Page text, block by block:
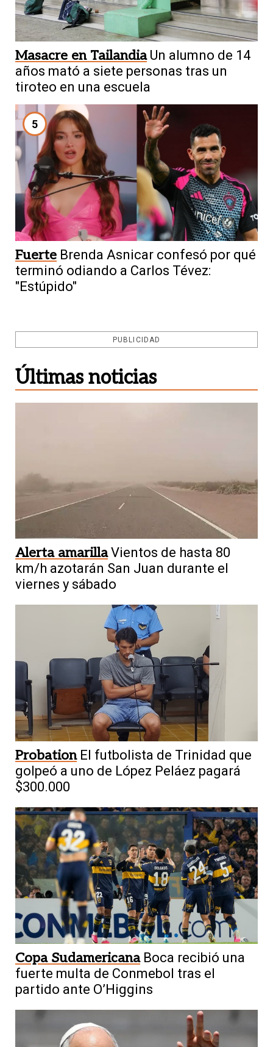
Masacre en Tailandia Un alumno de 14
años mató a siete personas tras un
tiroteo en una escuela
5
Fuerte Brenda Asnicar confesó por qué
terminó odiando a Carlos Tévez:
"Estúpido"
PUBLICIDAD
Últimas noticias
Alerta amarilla Vientos de hasta 80
km/h azotarán San Juan durante el
viernes y sábado
Probation El futbolista de Trinidad que
golpeó a uno de López Peláez pagará
$300.000
Copa Sudamericana Boca recibió una
fuerte multa de Conmebol tras el
partido ante O’Higgins